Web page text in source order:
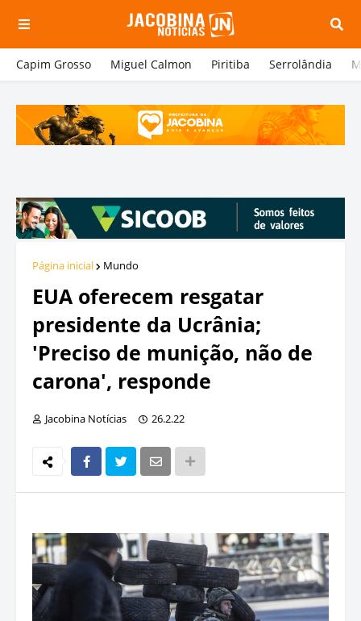
Capim Grosso Miguel Calmon Piritiba Serrolândia
Página inicial Mundo
EUA oferecem resgatar
presidente da Ucrânia;
'Preciso de munição, não de
carona', responde
Jacobina Notícias 26.2.22